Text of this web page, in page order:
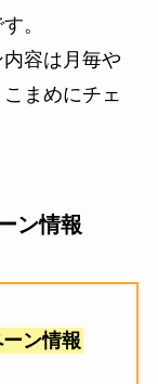
。
容は月毎や
まめにチェ
ン情報
ン情報